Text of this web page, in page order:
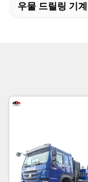
우물 드릴링 기계